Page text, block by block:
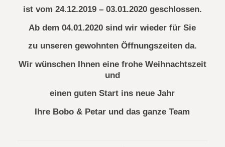
ist vom 24.12.2019 – 03.01.2020 geschlossen.
Ab dem 04.01.2020 sind wir wieder für Sie
zu unseren gewohnten Öffnungszeiten da.
Wir wünschen Ihnen eine frohe Weihnachtszeit
und
einen guten Start ins neue Jahr
Ihre Bobo & Petar und das ganze Team